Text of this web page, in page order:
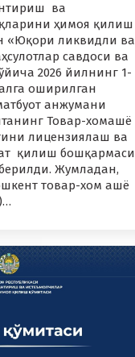
ва
ҳимоя қилиш
«Юқори ликвидли ва
савдоси ва
2026 йилнинг 1-
оширилган
анжумани
Товар-хомашё
лицензиялаш ва
қилиш бошқармаси
Жумладан,
товар-хом ашё